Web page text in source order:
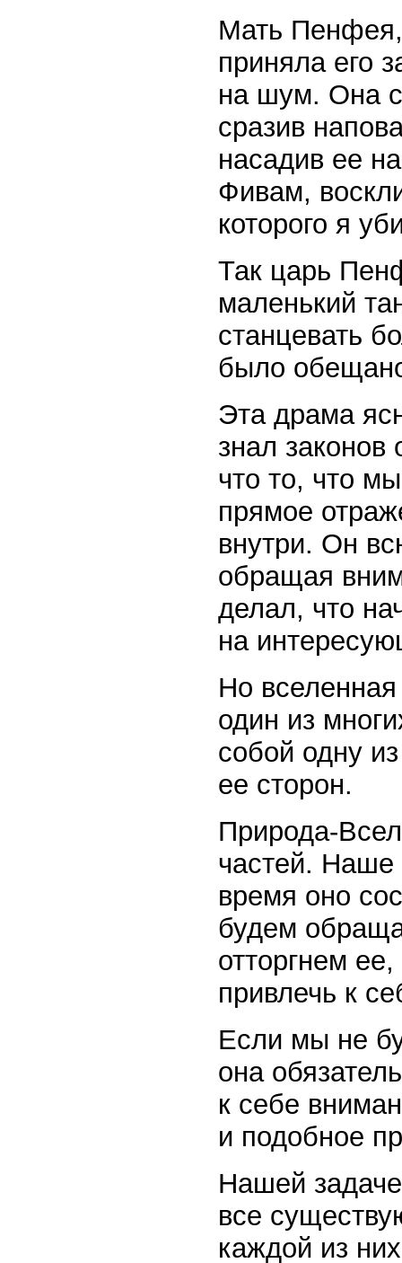
Мать Пенфея,
приняла его
на шум. Она
сразив
насадив ее
Фивам,
которого я
Так царь
маленький
станцевать
было
Эта драма
знал
что то, что
прямое
внутри. Он
обращая
делал, что
на
Но
один из
собой одну
ее сторон.
Природа-
частей. Наше
время оно
будем
отторгнем
привлечь к
Если мы не
она
к себе
и подобное
Нашей
все
каждой из